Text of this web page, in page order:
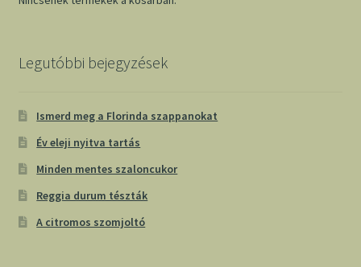
Legutóbbi bejegyzések
Ismerd meg a Florinda szappanokat
Év eleji nyitva tartás
Minden mentes szaloncukor
Reggia durum tészták
A citromos szomjoltó